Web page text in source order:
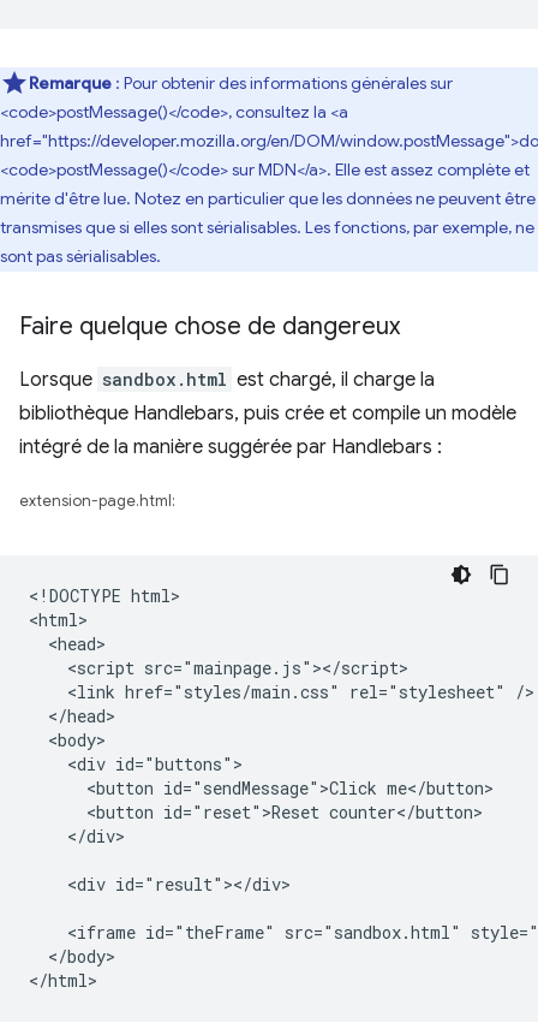
Remarque : Pour obtenir des informations générales sur
<code>postMessage()</code>, consultez la <a
href="https://developer.mozilla.org/en/DOM/
<code>postMessage()</code> sur MDN</a>. Elle est assez complète et
mérite d'être lue. Notez en particulier que les données ne peuvent être
transmises que si elles sont sérialisables. Les fonctions, par exemple, ne
sont pas sérialisables.
Faire quelque chose de dangereux
Lorsque sandbox.html est chargé, il charge la
bibliothèque Handlebars, puis crée et compile un modèle
intégré de la manière suggérée par Handlebars :
extension-page.html:
<!DOCTYPE html>
<html>
  <head>
    <script src="mainpage.js"></script>
    <link href="styles/main.css" rel="stylesheet" />
  </head>
  <body>
    <div id="buttons">
      <button id="sendMessage">Click me</button>
      <button id="reset">Reset counter</button>
    </div>
    <div id="result"></div>
<iframe id="theFrame" src="sandbox.html"
  </body>